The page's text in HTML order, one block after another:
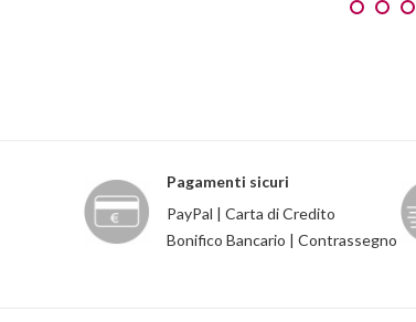
Pagamenti sicuri
PayPal | Carta di Credito
Bonifico Bancario | Contrassegno